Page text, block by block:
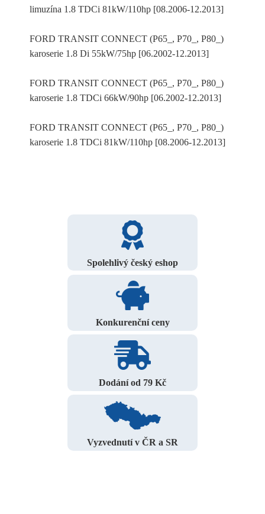
limuzína 1.8 TDCi 81kW/110hp [08.2006-12.2013]
FORD TRANSIT CONNECT (P65_, P70_, P80_)
karoserie 1.8 Di 55kW/75hp [06.2002-12.2013]
FORD TRANSIT CONNECT (P65_, P70_, P80_)
karoserie 1.8 TDCi 66kW/90hp [06.2002-12.2013]
FORD TRANSIT CONNECT (P65_, P70_, P80_)
karoserie 1.8 TDCi 81kW/110hp [08.2006-12.2013]
Spolehlivý český eshop
Konkurenční ceny
Dodání od 79 Kč
Vyzvednutí v ČR a SR